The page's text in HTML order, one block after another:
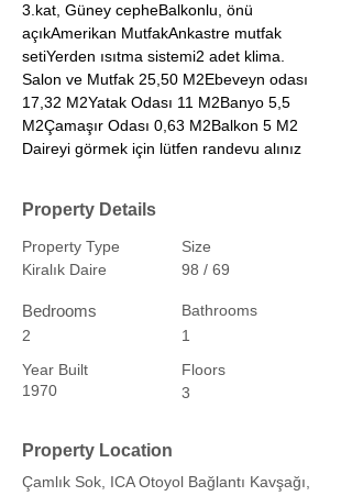
3.kat, Güney cepheBalkonlu, önü
açıkAmerikan MutfakAnkastre mutfak
setiYerden ısıtma sistemi2 adet klima.
Salon ve Mutfak 25,50 M2Ebeveyn odası
17,32 M2Yatak Odası 11 M2Banyo 5,5
M2Çamaşır Odası 0,63 M2Balkon 5 M2
Daireyi görmek için lütfen randevu alınız
Property Details
Property Type
Kiralık Daire
Bedrooms
2
Year Built
1970
Size
98 / 69
Bathrooms
1
Floors
3
Property Location
Çamlık Sok, ICA Otoyol Bağlantı Kavşağı,